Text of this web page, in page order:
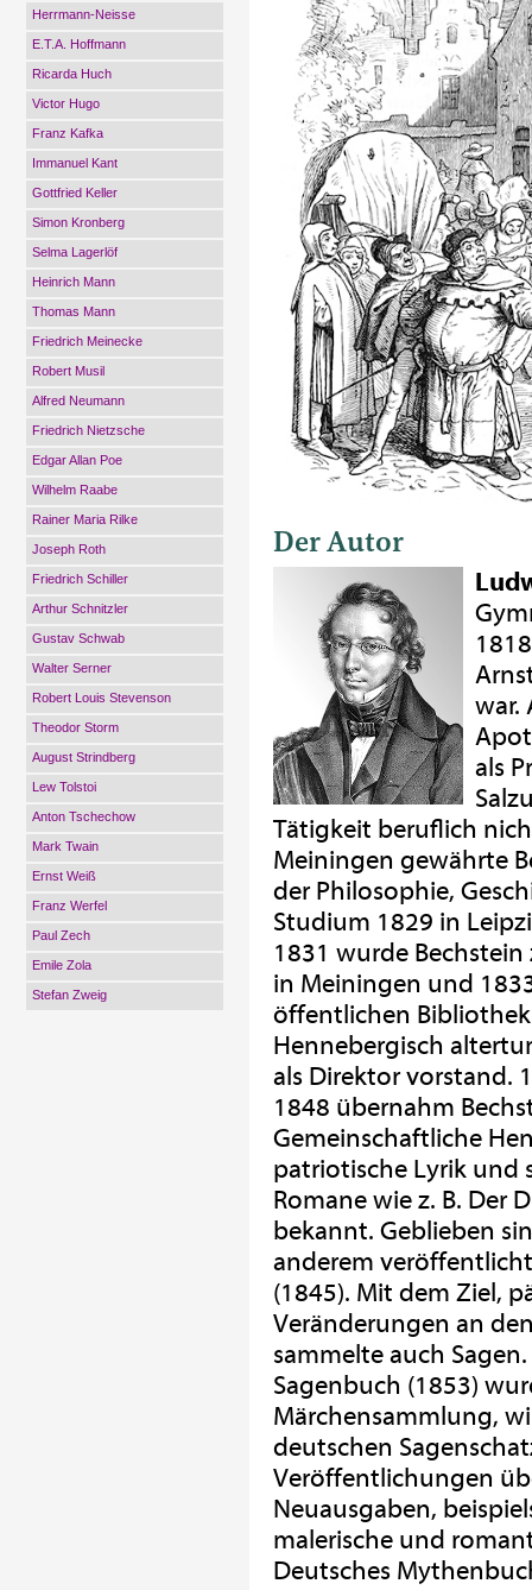
Herrmann-Neisse
E.T.A. Hoffmann
Ricarda Huch
Victor Hugo
Franz Kafka
Immanuel Kant
Gottfried Keller
Simon Kronberg
Selma Lagerlöf
Heinrich Mann
Thomas Mann
Friedrich Meinecke
Robert Musil
Alfred Neumann
Friedrich Nietzsche
Edgar Allan Poe
Wilhelm Raabe
Rainer Maria Rilke
Joseph Roth
Friedrich Schiller
Arthur Schnitzler
Gustav Schwab
Walter Serner
Robert Louis Stevenson
Theodor Storm
August Strindberg
Lew Tolstoi
Anton Tschechow
Mark Twain
Ernst Weiß
Franz Werfel
Paul Zech
Emile Zola
Stefan Zweig
Der Autor
war.
als
Tätigkeit beruflich
Meiningen gewährte
der Philosophie,
Studium 1829 in
1831 wurde
in Meiningen und
öffentlichen
Hennebergisch
als Direktor vorstand.
1848 übernahm
Gemeinschaftliche
patriotische Lyrik und
Romane wie z. B. Der
bekannt. Geblieben
anderem
(1845). Mit dem Ziel,
Veränderungen an
sammelte auch
Sagenbuch (1853)
Märchensammlung,
deutschen
Veröffentlichungen
Neuausgaben,
malerische und
Deutsches